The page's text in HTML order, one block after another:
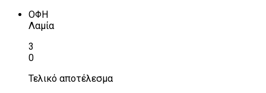
ΟΦΗ
Λαμία
3
0
Τελικό αποτέλεσμα